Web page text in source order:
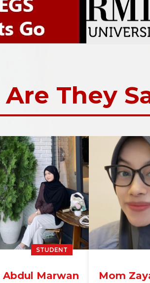
They
STUDENT
Abdul Marwan Mom